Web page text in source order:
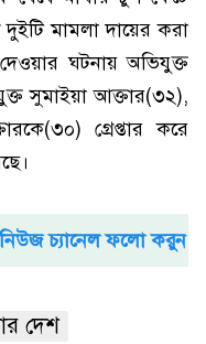
মামলা দায়ের করা
ঘটনায় অভিযুক্ত
সুমাইয়া আক্তার(৩২),
গ্রেপ্তার করে
চ্যানেল ফলো করুন
দেশ